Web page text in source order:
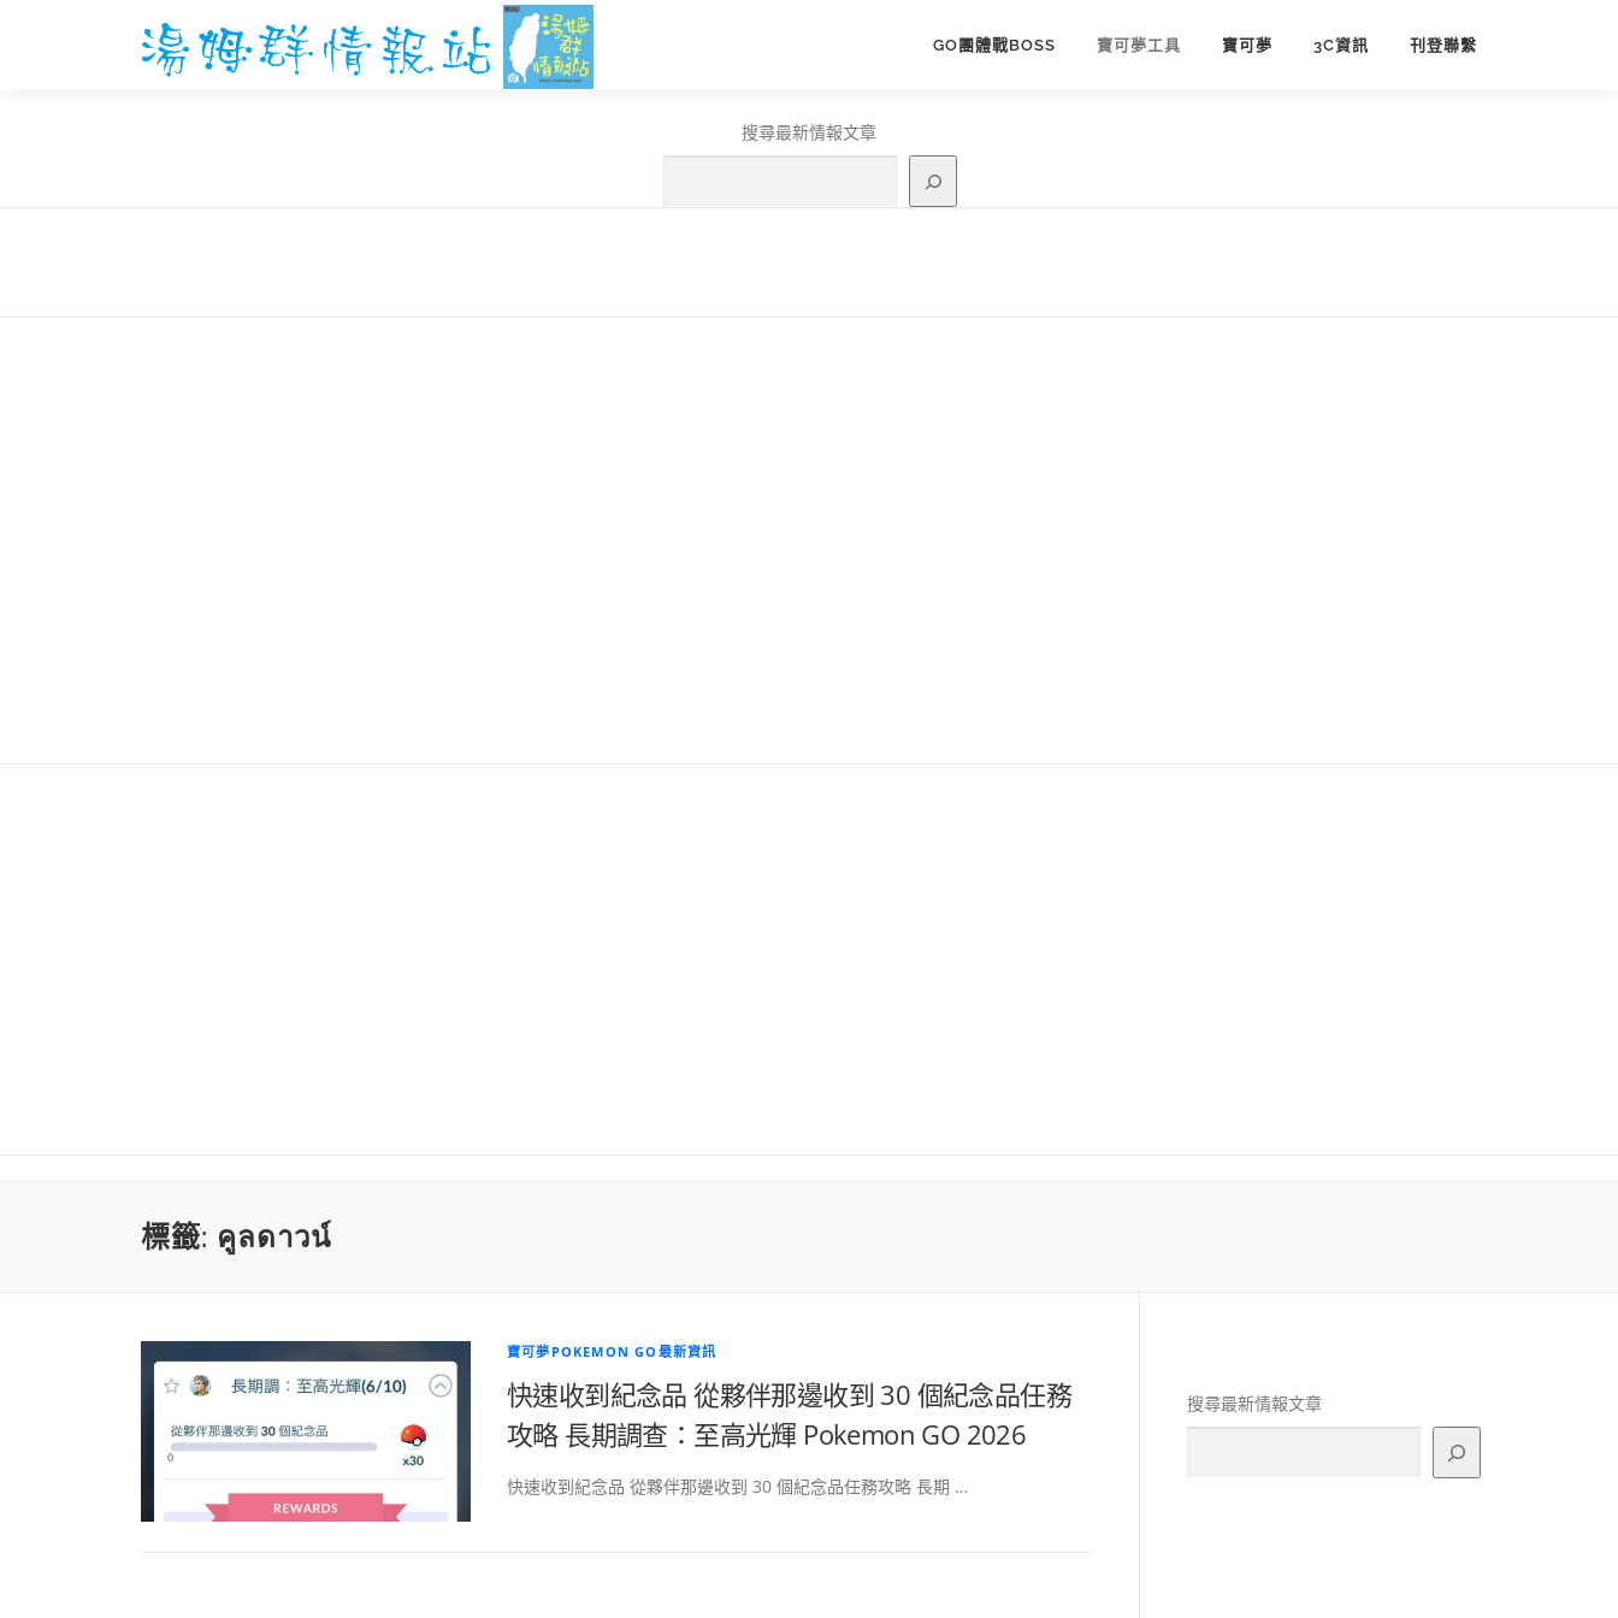
GO團體戰BOSS 寶可夢工具 寶可夢 3C資訊 刊登聯繫
搜尋最新情報文章
標籤: คูลดาวน์
寶可夢POKEMON GO最新資訊
快速收到紀念品 從夥伴那邊收到 30 個紀念品任務
攻略 長期調查：至高光輝 Pokemon GO 2026
快速收到紀念品 從夥伴那邊收到 30 個紀念品任務攻略 長期 …
搜尋最新情報文章